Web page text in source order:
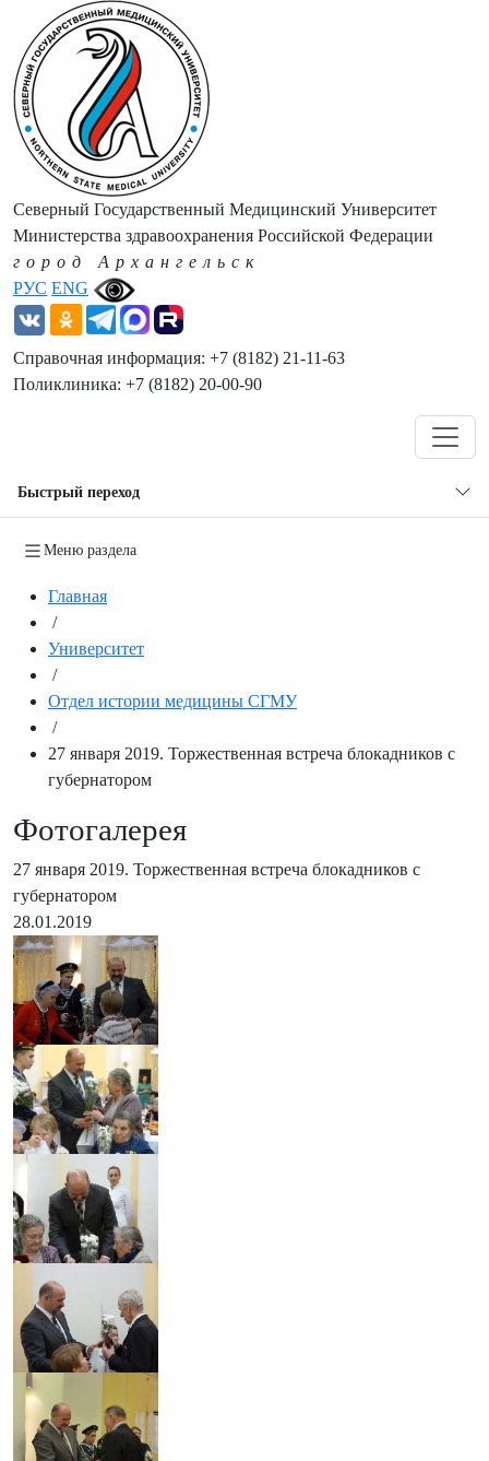
РУС ENG
Северный Государственный Медицинский Университет
Министерства здравоохранения Российской Федерации
город Архангельск
Справочная информация: +7 (8182) 21-11-63
Поликлиника: +7 (8182) 20-00-90
Быстрый переход
Меню раздела
Главная
/
Университет
/
Отдел истории медицины СГМУ
/
27 января 2019. Торжественная встреча блокадников с
губернатором
Фотогалерея
27 января 2019. Торжественная встреча блокадников с
губернатором
28.01.2019